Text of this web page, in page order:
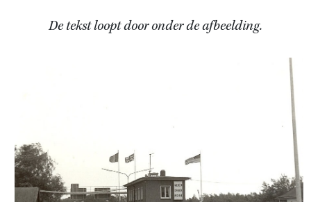
De tekst loopt door onder de afbeelding.